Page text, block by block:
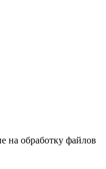
на обработку файлов